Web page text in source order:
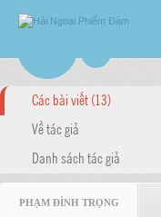
Các bài viết (13)
Về tác giả
Danh sách tác giả
PHẠM ĐÌNH TRỌNG